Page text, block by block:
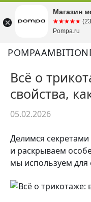
POMPAAMBITION
Делимся
и раскрываем
мы используем для
Всё о
свойства,
05.02.2026
Магазин
☆☆☆☆☆
★★★★★
Pompa.ru